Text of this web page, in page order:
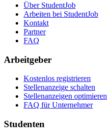
Über StudentJob
Arbeiten bei StudentJob
Kontakt
Partner
FAQ
Arbeitgeber
Kostenlos registrieren
Stellenanzeige schalten
Stellenanzeigen optimieren
FAQ für Unternehmer
Studenten